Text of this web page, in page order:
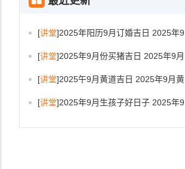
[讲堂]2025年阳历9月订婚吉日 2025年9月订婚吉日有哪几天
[讲堂]2025年9月份买猪吉日 2025年9月买猪进圈吉日
[讲堂]2025午9月黄道吉日 2025年9月黄道吉日一览表大全
[讲堂]2025年9月生孩子好日子 2025年9月哪天生孩子比较好